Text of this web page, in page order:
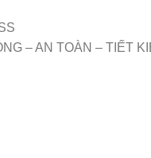
– AN TOÀN – TIẾT